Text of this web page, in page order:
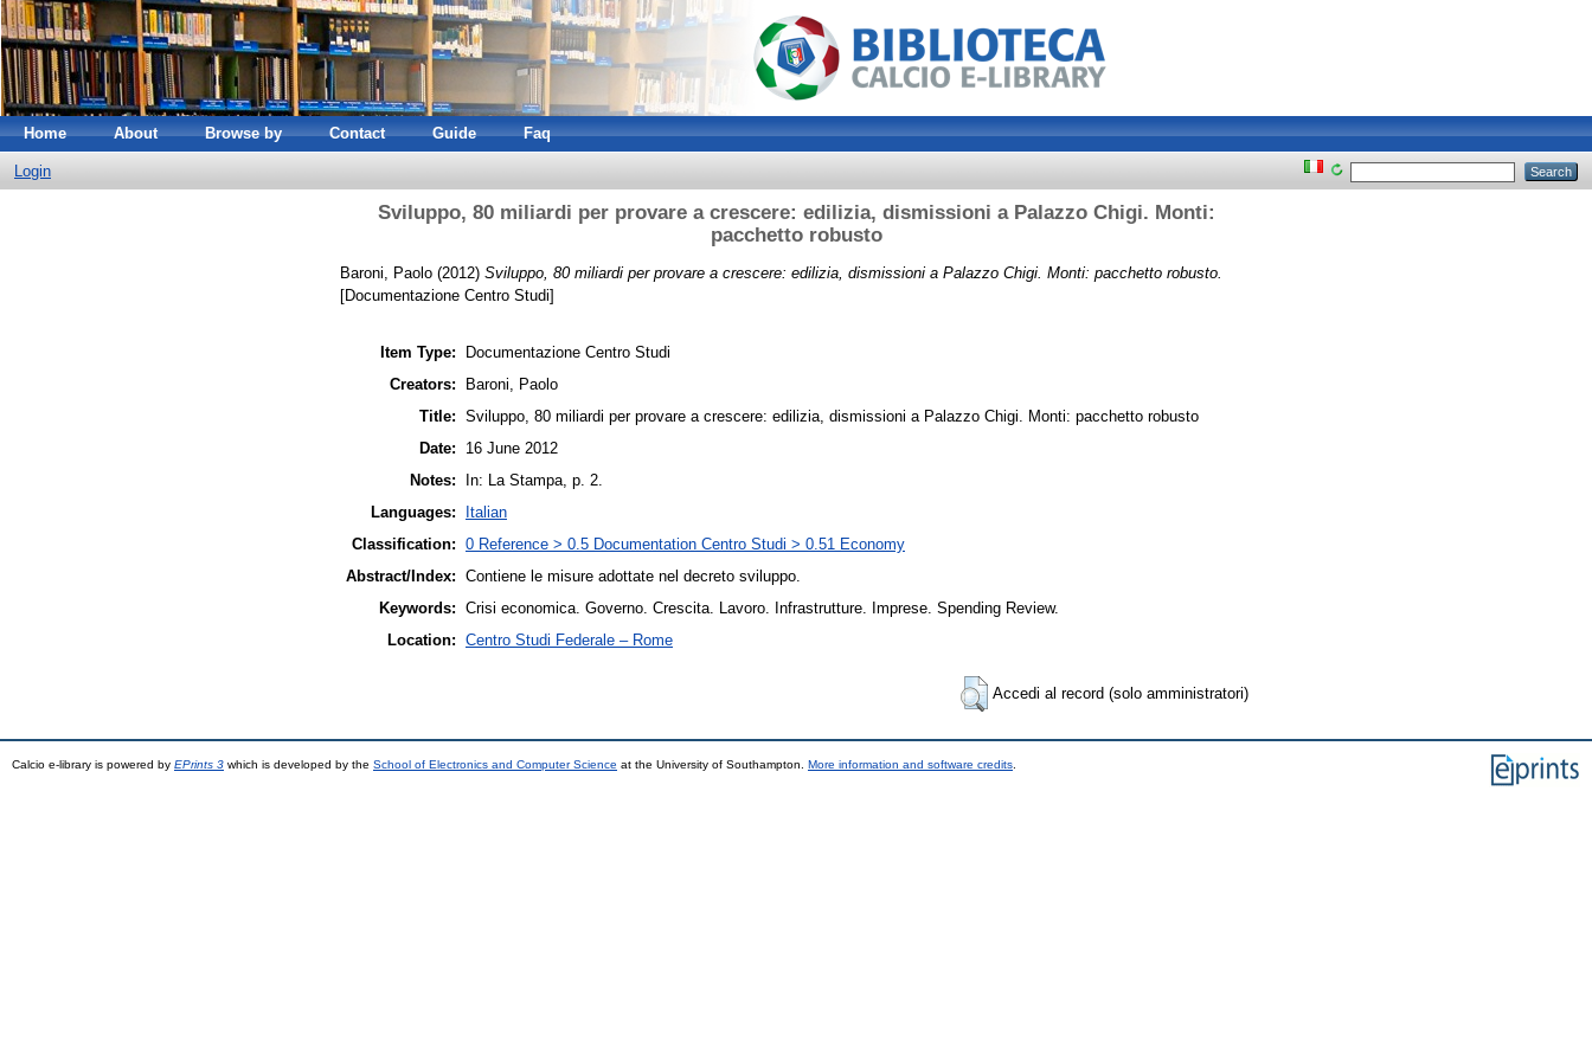
Home About Browse by Contact Guide Faq
Login
Sviluppo, 80 miliardi per provare a crescere: edilizia, dismissioni a Palazzo Chigi. Monti:
pacchetto robusto
Baroni, Paolo (2012) Sviluppo, 80 miliardi per provare a crescere: edilizia, dismissioni a Palazzo Chigi. Monti: pacchetto robusto.
[Documentazione Centro Studi]
Item Type:
Documentazione Centro Studi
Creators:
Baroni, Paolo
Title: Sviluppo, 80 miliardi per provare a crescere: edilizia, dismissioni a Palazzo Chigi. Monti: pacchetto robusto
Date:
16 June 2012
Notes:
In: La Stampa, p. 2.
Languages:
Italian
Classification: 0 Reference > 0.5 Documentation Centro Studi > 0.51 Economy
Abstract/Index: Contiene le misure adottate nel decreto sviluppo.
Keywords: Crisi economica. Governo. Crescita. Lavoro. Infrastrutture. Imprese. Spending Review.
Location: Centro Studi Federale – Rome
Accedi al record (solo amministratori)
Calcio e-library is powered by EPrints 3 which is developed by the School of Electronics and Computer Science at the University of Southampton. More information and software credits